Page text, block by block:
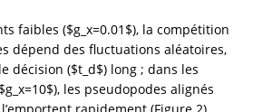
faibles ($g_x=0.01$), la compétition
dépend des fluctuations aléatoires,
décision ($t_d$) long ; dans les
les pseudopodes alignés